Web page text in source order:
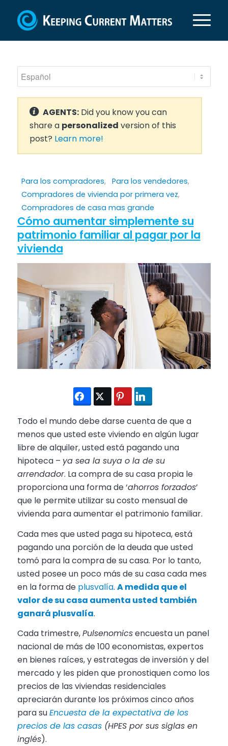
AGENTS:Did you know you can
share a personalized version of this
post? Learn more!
Para los compradores, Para los vendedores,
Compradores de vivienda por primera vez,
Compradores de casa mas grande
Cómo aumentar simplemente su
patrimonio familiar al pagar por la
vivienda
Todo el mundo debe darse cuenta de que a
menos que usted este viviendo en algún lugar
libre de alquiler, usted está pagando una
hipoteca – ya sea la suya o la de su
arrendador. La compra de su casa propia le
proporciona una forma de ‘ahorros forzados’
que le permite utilizar su costo mensual de
vivienda para aumentar el patrimonio familiar.
Cada mes que usted paga su hipoteca, está
pagando una porción de la deuda que usted
tomó para la compra de su casa. Por lo tanto,
usted posee un poco más de su casa cada mes
en la forma de plusvalía. A medida que el
valor de su casa aumenta usted también
ganará plusvalía.
Cada trimestre,Pulsenomicsencuesta un panel
nacional de más de 100 economistas, expertos
en bienes raíces, y estrategas de inversión y del
mercado y les piden que pronostiquen como los
precios de las viviendas residenciales
apreciarán durante los próximos cinco años
para suEncuesta de la expectativa de los
precios de las casas(HPES por sus siglas en
inglés).